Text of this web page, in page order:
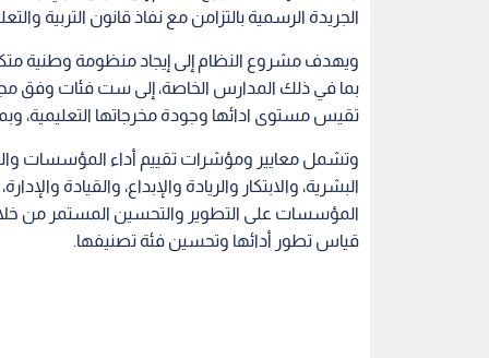
الجريدة الرسمية بالتزامن مع نفاذ قانون التربية والتعليم
ويهدف مشروع النظام إلى إيجاد منظومة وطنية
بما في ذلك المدارس الخاصة، إلى ست فئات وفق
تقيس مستوى ادائها وجودة مخرجاتها التعليمية،
وتشمل معايير ومؤشرات تقييم أداء المؤسسات
البشرية، والابتكار والريادة والإبداع، والقيادة
المؤسسات على التطوير والتحسين المستمر من
قياس تطور أدائها وتحسين فئة تصنيفها.